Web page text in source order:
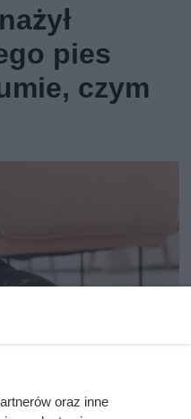
pies
czym
oraz inne